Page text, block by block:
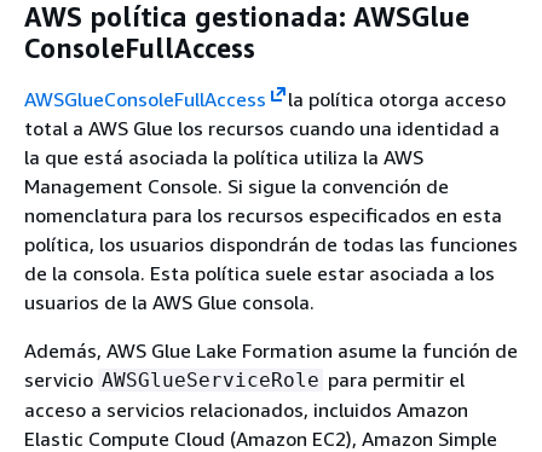
AWS política gestionada: AWSGlue
ConsoleFullAccess
AWSGlueConsoleFullAccess
la política otorga acceso
total a AWS Glue los recursos cuando una identidad a
la que está asociada la política utiliza la AWS
Management Console. Si sigue la convención de
nomenclatura para los recursos especificados en esta
política, los usuarios dispondrán de todas las funciones
de la consola. Esta política suele estar asociada a los
usuarios de la AWS Glue consola.
Además, AWS Glue Lake Formation asume la función de
servicio AWSGlueServiceRole para permitir el
acceso a servicios relacionados, incluidos Amazon
Elastic Compute Cloud (Amazon EC2), Amazon Simple